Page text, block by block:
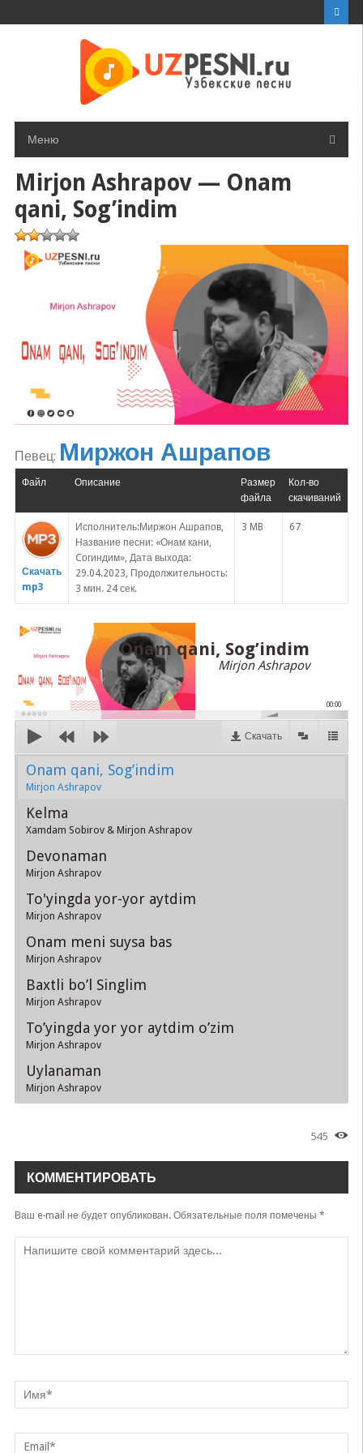
Меню
Mirjon Ashrapov — Onam
qani, Sog’indim
Певец: Миржон Ашрапов
Файл Описание
Размер
файла
Кол-во
скачиваний
Скачать
mp3
Исполнитель:Миржон Ашрапов,
Название песни: «Онам кани,
Cогиндим», Дата выхода:
29.04.2023, Продолжительность:
3 мин. 24 сек.
3 MB 67
Onam qani, Sog’indim
Mirjon Ashrapov
00:00
Скачать
Onam qani, Sog’indim
Mirjon Ashrapov
Kelma
Xamdam Sobirov & Mirjon Ashrapov
Devonaman
Mirjon Ashrapov
To'yingda yor-yor aytdim
Mirjon Ashrapov
Onam meni suysa bas
Mirjon Ashrapov
Baxtli bo’l Singlim
Mirjon Ashrapov
To’yingda yor yor aytdim o’zim
Mirjon Ashrapov
Uylanaman
Mirjon Ashrapov
545
КОММЕНТИРОВАТЬ
Ваш e-mail не будет опубликован.Обязательные поля помечены *